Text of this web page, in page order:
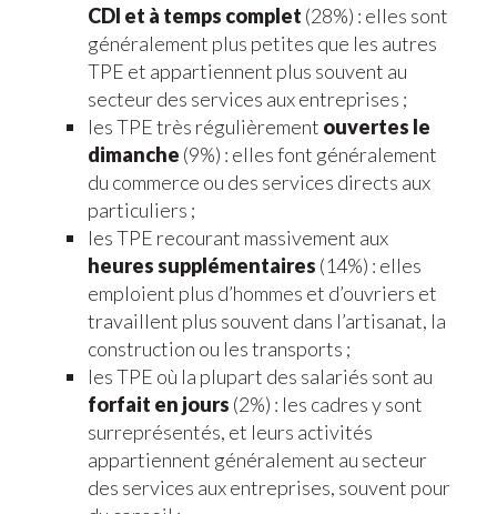
CDI et à temps complet (28%) : elles sont
généralement plus petites que les autres
TPE et appartiennent plus souvent au
secteur des services aux entreprises ;
les TPE très régulièrement ouvertes le
dimanche (9%) : elles font généralement
du commerce ou des services directs aux
particuliers ;
les TPE recourant massivement aux
heures supplémentaires (14%) : elles
emploient plus d’hommes et d’ouvriers et
travaillent plus souvent dans l’artisanat, la
construction ou les transports ;
les TPE où la plupart des salariés sont au
forfait en jours (2%) : les cadres y sont
surreprésentés, et leurs activités
appartiennent généralement au secteur
des services aux entreprises, souvent pour